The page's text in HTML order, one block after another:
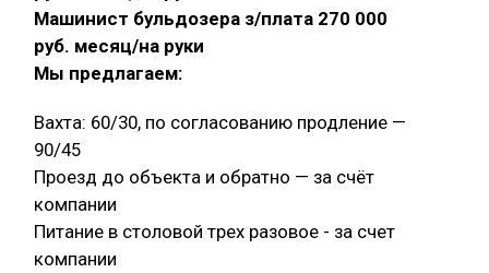
Машинист бульдозера з/плата 270 000
руб. месяц/на руки
Мы предлагаем:
Вахта: 60/30, по согласованию продление —
90/45
Проезд до объекта и обратно — за счёт
компании
Питание в столовой трех разовое - за счет
компании